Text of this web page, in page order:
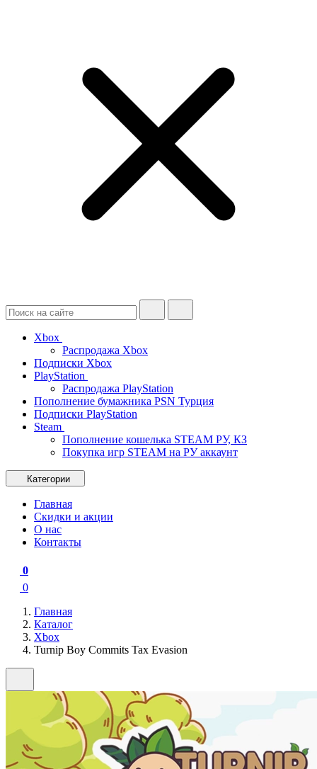
Xbox
Распродажа Xbox
Подписки Xbox
PlayStation
Распродажа PlayStation
Пополнение бумажника PSN Турция
Подписки PlayStation
Steam
Пополнение кошелька STEAM РУ, КЗ
Покупка игр STEAM на РУ аккаунт
Категории
Главная
Скидки и акции
О нас
Контакты
0
0
Главная
Каталог
Xbox
Turnip Boy Commits Tax Evasion